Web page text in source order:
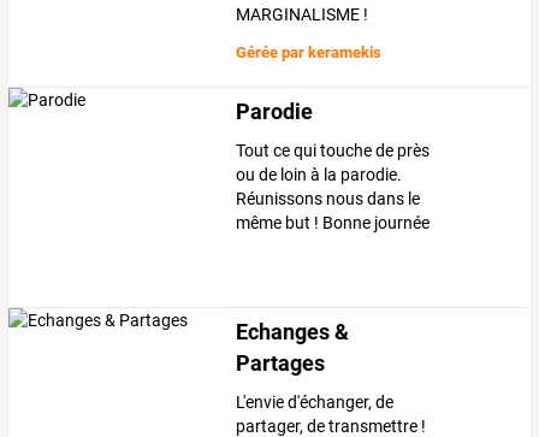
MARGINALISME !
Gérée par keramekis
Parodie
Tout ce qui touche de près
ou de loin à la parodie.
Réunissons nous dans le
même but ! Bonne journée
Echanges &
Partages
L'envie d'échanger, de
partager, de transmettre !